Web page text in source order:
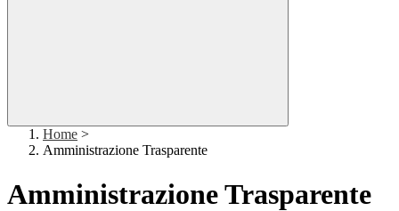
Home >
Amministrazione Trasparente
Amministrazione Trasparente